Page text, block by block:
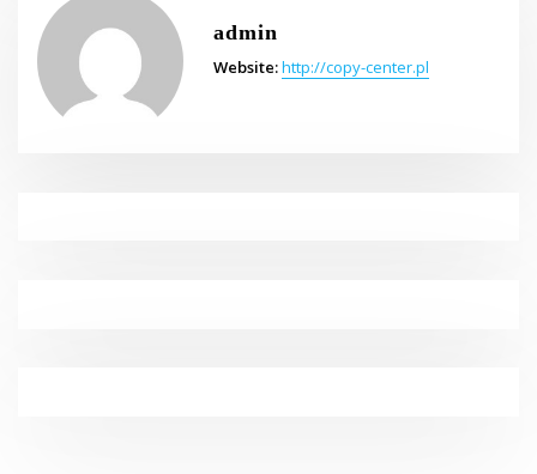
admin
Website:http://copy-center.pl